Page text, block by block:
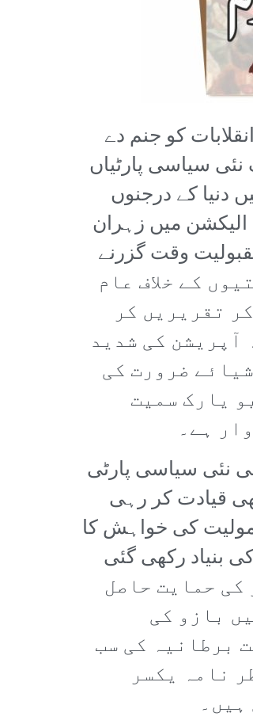
کو جنم دے
سیاسی پارٹیاں
دنیا کے درجنوں
میں زہران
وقت گزرنے
ارب پتیوں کے خلاف عام
تقریریں کر
آپریشن کی شدید
ضرورت کی
یارک سمیت
ہے۔
نئی سیاسی پارٹی
قیادت کر رہی
افراد نے اس میں شمولیت کی خواہش کا
بنیاد رکھی گئی
پارٹی کو برطانیہ میں 18 فیصد ووٹرز کی حمایت حاصل
بازو کی
برطانیہ کی سب
نامہ یکسر